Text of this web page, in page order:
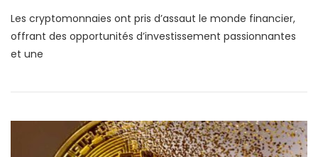
Les cryptomonnaies ont pris d’assaut le monde financier,
offrant des opportunités d’investissement passionnantes
et une